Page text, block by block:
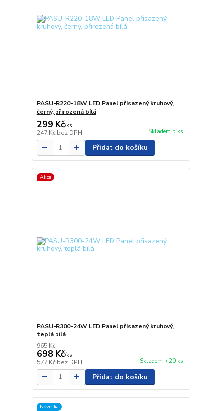
PASU-R220-18W LED Panel přisazený kruhový,
černý, přirozená bílá
299 Kč/ks
247 Kč bez DPH Skladem 5 ks
Přidat do košíku
Akce
PASU-R300-24W LED Panel přisazený kruhový,
teplá bílá
965 Kč
698 Kč/ks
577 Kč bez DPH Skladem > 20 ks
Přidat do košíku
Novinka